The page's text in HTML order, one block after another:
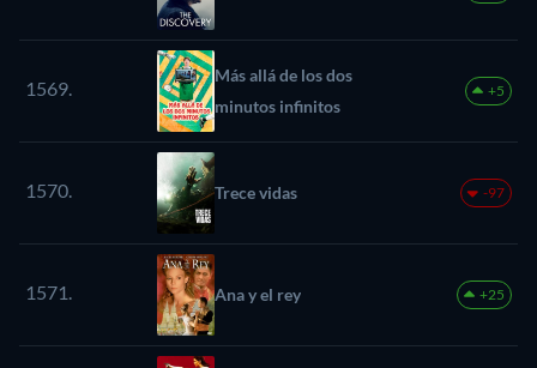
1569.
Más allá de los dos
minutos infinitos
+5
1570. Trece vidas -97
1571. Ana y el rey +25